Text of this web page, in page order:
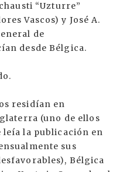
“Uzturre”
Vascos) y José A.
de
desde Bélgica.
residían en
(uno de ellos
leía la publicación en
sus
Bélgica